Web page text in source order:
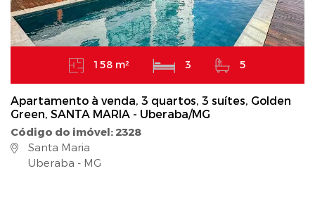
158 m² 3 5
Apartamento à venda, 3 quartos, 3 suítes, Golden
Green, SANTA MARIA - Uberaba/MG
Código do imóvel: 2328
Santa Maria
Uberaba - MG